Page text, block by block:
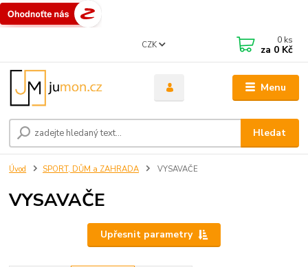
Menu
CZK
Hledat
0 ks
za 0 Kč
Úvod SPORT, DŮM a ZAHRADA VYSAVAČE
VYSAVAČE
Upřesnit parametry